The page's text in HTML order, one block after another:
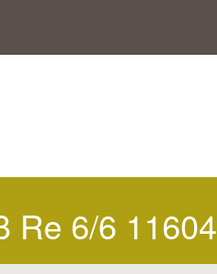
Re 6/6 11604